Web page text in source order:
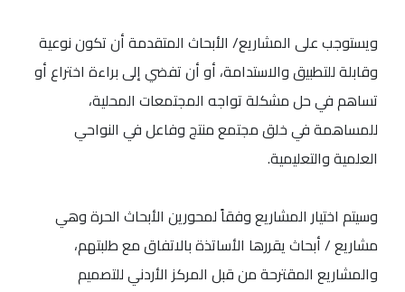
ويستوجب على المشاريع/ الأبحاث المتقدمة أن تكون نوعية
وقابلة للتطبيق والاستدامة، أو أن تفضي إلى براءة اختراع أو
تساهم في حل مشكلة تواجه المجتمعات المحلية،
للمساهمة في خلق مجتمع منتج وفاعل في النواحي
العلمية والتعليمية.
وسيتم اختيار المشاريع وفقاً لمحورين الأبحاث الحرة وهي
مشاريع / أبحاث يقررها الأساتذة بالاتفاق مع طلبتهم،
والمشاريع المقترحة من قبل المركز الأردني للتصميم